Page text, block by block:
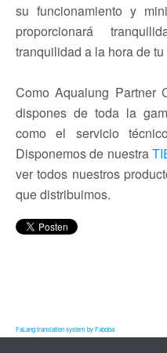
su funcionamiento y
proporcionará
tranquilidad a la hora de
Como Aqualung Partner
dispones de toda la
como el servicio
Disponemos de nuestra
ver todos nuestros
que distribuimos.
FaLang translation system by Faboba